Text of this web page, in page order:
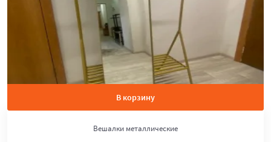
В корзину
Вешалки металлические